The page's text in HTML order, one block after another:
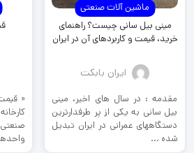
ماشین آلات صنعتی
مینی بیل سانی چیست؟ راهنمای
خرید، قیمت و کاربردهای آن در ایران
ایران بابکت
مقدمه : در سال های اخیر، مینی
بیل سانی به یکی از پر طرفدارترین
دستگاههای عمرانی در ایران تبدیل
شده ...
«